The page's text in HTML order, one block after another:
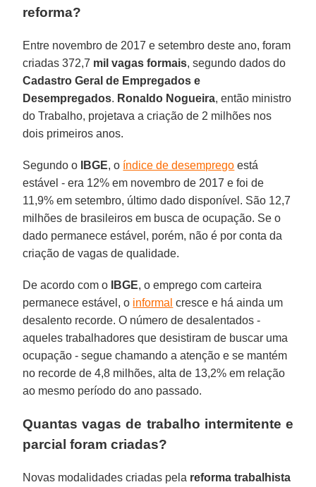
reforma?
Entre novembro de 2017 e setembro deste ano, foram
criadas 372,7 mil vagas formais, segundo dados do
Cadastro Geral de Empregados e
Desempregados. Ronaldo Nogueira, então ministro
do Trabalho, projetava a criação de 2 milhões nos
dois primeiros anos.
Segundo o IBGE, o índice de desemprego está
estável - era 12% em novembro de 2017 e foi de
11,9% em setembro, último dado disponível. São 12,7
milhões de brasileiros em busca de ocupação. Se o
dado permanece estável, porém, não é por conta da
criação de vagas de qualidade.
De acordo com o IBGE, o emprego com carteira
permanece estável, o informal cresce e há ainda um
desalento recorde. O número de desalentados -
aqueles trabalhadores que desistiram de buscar uma
ocupação - segue chamando a atenção e se mantém
no recorde de 4,8 milhões, alta de 13,2% em relação
ao mesmo período do ano passado.
Quantas vagas de trabalho intermitente e
parcial foram criadas?
Novas modalidades criadas pela reforma trabalhista